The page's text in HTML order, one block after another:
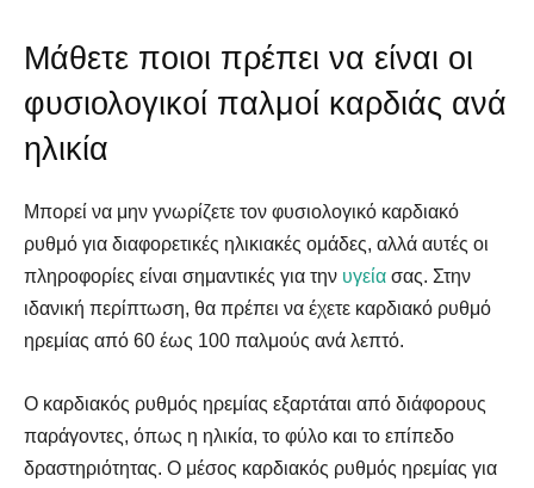
Μάθετε ποιοι πρέπει να είναι οι
φυσιολογικοί παλμοί καρδιάς ανά
ηλικία
Μπορεί να μην γνωρίζετε τον φυσιολογικό καρδιακό
ρυθμό για διαφορετικές ηλικιακές ομάδες, αλλά αυτές οι
πληροφορίες είναι σημαντικές για την υγεία σας. Στην
ιδανική περίπτωση, θα πρέπει να έχετε καρδιακό ρυθμό
ηρεμίας από 60 έως 100 παλμούς ανά λεπτό.
Ο καρδιακός ρυθμός ηρεμίας εξαρτάται από διάφορους
παράγοντες, όπως η ηλικία, το φύλο και το επίπεδο
δραστηριότητας. Ο μέσος καρδιακός ρυθμός ηρεμίας για